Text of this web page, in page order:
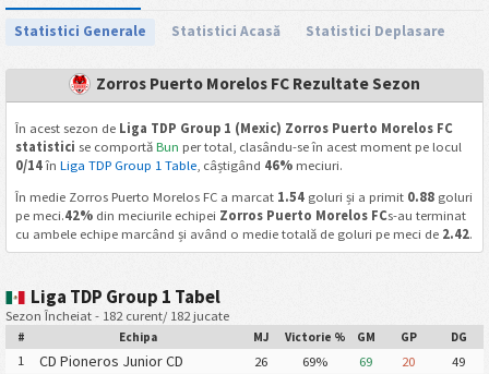
Statistici Generale Statistici Acasă Statistici Deplasare
Zorros Puerto Morelos FC Rezultate Sezon
În acest sezon de Liga TDP Group 1 (Mexic) Zorros Puerto Morelos FC
statistici se comportă Bun per total, clasându-se în acest moment pe locul
0/14în Liga TDP Group 1 Table, câștigând 46%meciuri.
În medie Zorros Puerto Morelos FC a marcat 1.54goluri și a primit 0.88goluri
pe meci.42%din meciurile echipei Zorros Puerto Morelos FCs-au terminat
cu ambele echipe marcând și având o medie totală de goluri pe meci de 2.42.
Liga TDP Group 1 Tabel
Sezon Încheiat - 182 curent/ 182 jucate
# Echipa MJ Victorie % GM GP DG
1
CD Pioneros Junior CD
26 69% 69 20
49